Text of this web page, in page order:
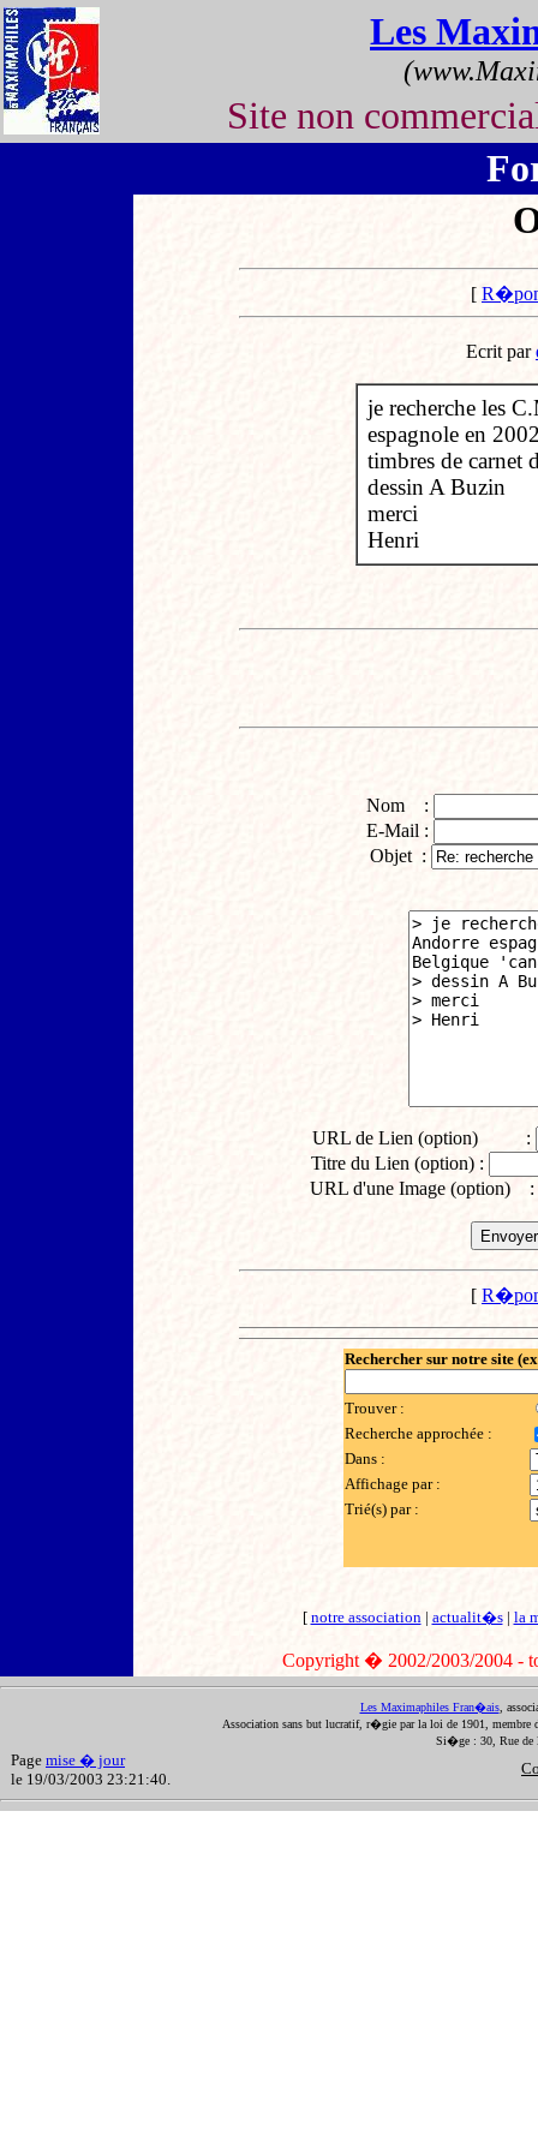
Les
Site non
[
Ecrit par
je recherche les
espagnole en
timbres de carnet
dessin A Buzin
merci
Henri
Nom :
E-Mail :
Objet :
URL de Lien (option) :
Titre du Lien (option) :
URL d'une Image (option) :
[
Rechercher sur notre site
Trouver :
Recherche approchée :
Dans :
Affichage par :
Trié(s) par :
[ notre association| actualit�s| la
Copyright � 2002/2003/2004 -
Les Maximaphiles Fran�ais,
Association sans but lucratif, r�gie par la loi de 1901, membre
Si�ge : 30, Rue de
Page mise � jour
le 19/03/2003 23:21:40.